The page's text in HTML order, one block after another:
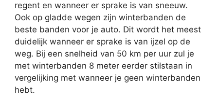
regent en wanneer er sprake is van sneeuw.
Ook op gladde wegen zijn winterbanden de
beste banden voor je auto. Dit wordt het meest
duidelijk wanneer er sprake is van ijzel op de
weg. Bij een snelheid van 50 km per uur zul je
met winterbanden 8 meter eerder stilstaan in
vergelijking met wanneer je geen winterbanden
hebt.